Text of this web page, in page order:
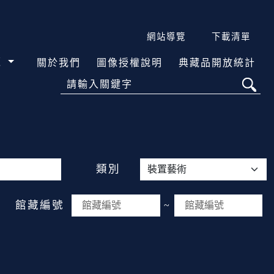
網站導覽 下載清單
關於我們 圖像授權說明 典藏品開放統計
請輸入關鍵字
類別
館藏編號 ~